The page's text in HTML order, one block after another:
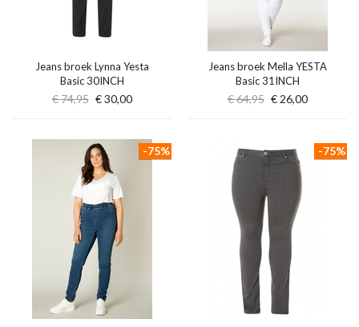
Jeans broek Lynna Yesta
Basic 30INCH
€ 74,95 € 30,00
Jeans broek Mella YESTA
Basic 31INCH
€ 64,95 € 26,00
-75% -75%